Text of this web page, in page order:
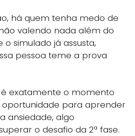
há quem tenha medo de
valendo nada além do
o simulado já assusta,
pessoa teme a prova
é exatamente o momento
para aprender
ansiedade, algo
o desafio da 2ª fase.